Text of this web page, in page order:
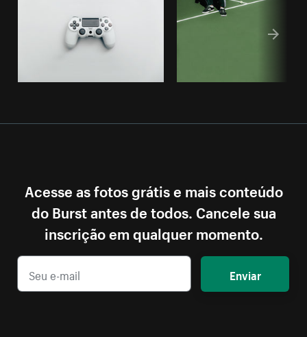
Acesse as fotos grátis e mais conteúdo
do Burst antes de todos. Cancele sua
inscrição em qualquer momento.
Enviar